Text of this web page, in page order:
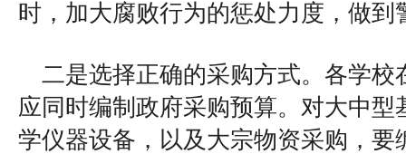
时，加大腐败行为的惩处力度，做到
二是选择正确的采购方式。各学校
应同时编制政府采购预算。对大中型
学仪器设备，以及大宗物资采购，要